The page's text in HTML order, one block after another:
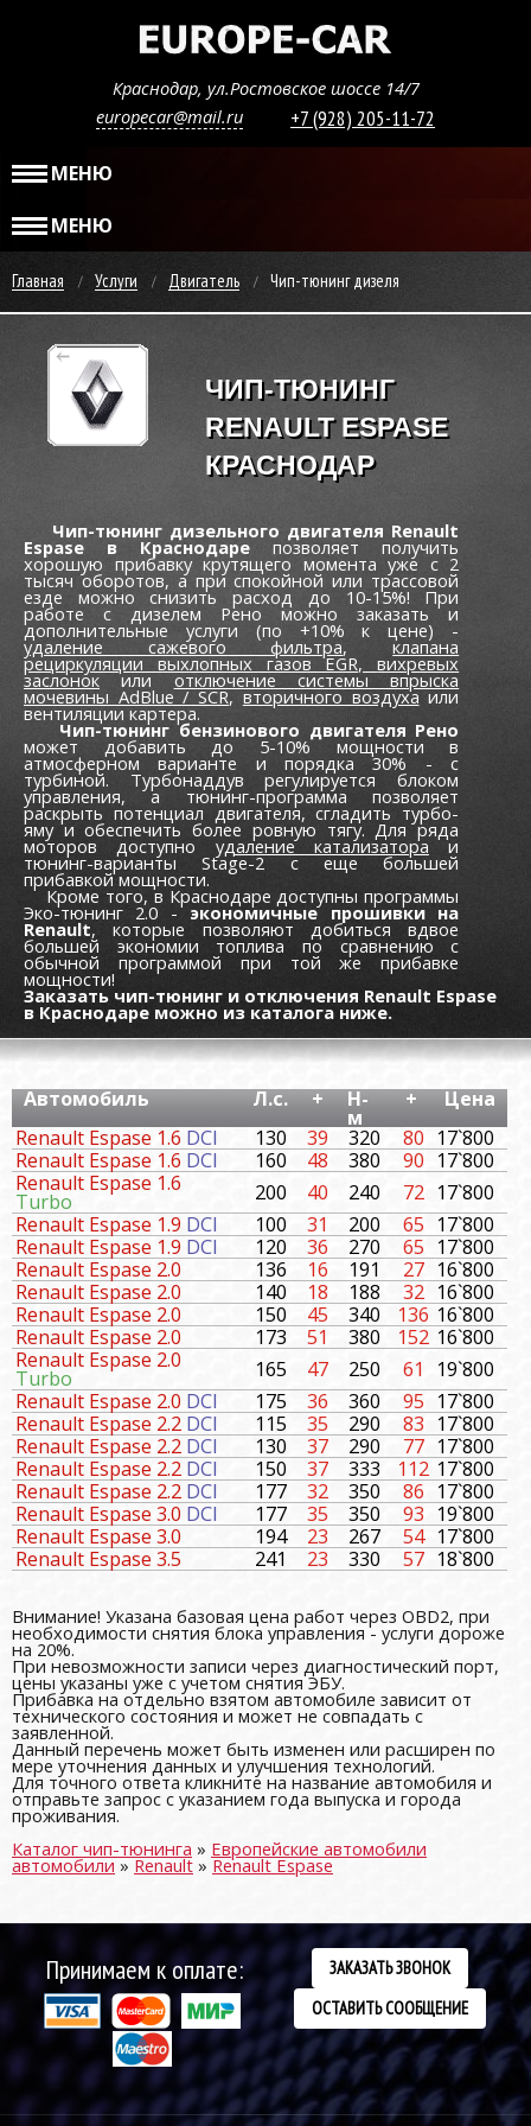
Краснодар, ул.Ростовское шоссе 14/7
europecar@mail.ru
+7 (928) 205-11-72
МЕНЮ
МЕНЮ
Главная Услуги Двигатель Чип-тюнинг дизеля
ЧИП-ТЮНИНГ
RENAULT ESPASE
КРАСНОДАР
Чип-тюнинг дизельного двигателя Renault
Espase в Краснодаре позволяет получить
хорошую прибавку крутящего момента уже c 2
тысяч оборотов, а при спокойной или трассовой
езде можно снизить расход до 10-15%! При
работе с дизелем Рено можно заказать и
дополнительные услуги (по +10% к цене) -
удаление сажевого фильтра,клапана
рециркуляции выхлопных газов EGR,вихревых
заслонокилиотключение системы впрыска
мочевины AdBlue / SCR,вторичного воздухаили
вентиляции картера.
Чип-тюнинг бензинового двигателя Рено
может добавить до 5-10% мощности в
атмосферном варианте и порядка 30% - с
турбиной. Турбонаддув регулируется блоком
управления, а тюнинг-программа позволяет
раскрыть потенциал двигателя, сгладить турбо-
яму и обеспечить более ровную тягу. Для ряда
моторов доступно удаление катализатора и
тюнинг-варианты Stage-2 с еще большей
прибавкой мощности.
Кроме того, в Краснодаре доступны программы
Эко-тюнинг 2.0 - экономичные прошивки на
Renault, которые позволяют добиться вдвое
большей экономии топлива по сравнению с
обычной программой при той же прибавке
мощности!
Заказать чип-тюнинг и отключения Renault Espase
в Краснодаре можно из каталога ниже.
Автомобиль Л.с. + Н-
м
+
Цена
Renault Espase 1.6 DCI 130 39 320 80 17`800
Renault Espase 1.6 DCI 160 48 380 90 17`800
Renault Espase 1.6
Turbo 200 40 240 72 17`800
Renault Espase 1.9 DCI 100 31 200 65 17`800
Renault Espase 1.9 DCI 120 36 270 65 17`800
Renault Espase 2.0
136 16 191 27 16`800
Renault Espase 2.0
140 18 188 32 16`800
Renault Espase 2.0
150 45 340 136 16`800
Renault Espase 2.0
173 51 380 152 16`800
Renault Espase 2.0
Turbo 165 47 250 61
19`800
Renault Espase 2.0 DCI 175 36 360 95 17`800
Renault Espase 2.2 DCI 115 35 290 83 17`800
Renault Espase 2.2 DCI 130 37 290 77 17`800
Renault Espase 2.2 DCI 150 37 333 112 17`800
Renault Espase 2.2 DCI 177 32 350 86 17`800
Renault Espase 3.0 DCI 177 35 350 93 19`800
Renault Espase 3.0
194 23 267 54 17`800
Renault Espase 3.5
241 23 330 57 18`800
Внимание! Указана базовая цена работ через OBD2, при
необходимости снятия блока управления - услуги дороже
на 20%.
При невозможности записи через диагностический порт,
цены указаны уже с учетом снятия ЭБУ.
Прибавка на отдельно взятом автомобиле зависит от
технического состояния и может не совпадать с
заявленной.
Данный перечень может быть изменен или расширен по
мере уточнения данных и улучшения технологий.
Для точного ответа кликните на название автомобиля и
отправьте запрос с указанием года выпуска и города
проживания.
Каталог чип-тюнинга » Европейские автомобили
автомобили»Renault »Renault Espase
Принимаем к оплате:
ЗАКАЗАТЬ ЗВОНОК
ОСТАВИТЬ СООБЩЕНИЕ